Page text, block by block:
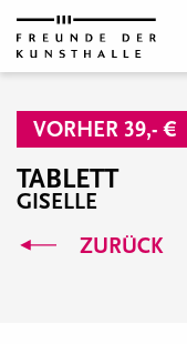
VORHER 39,- €
TABLETT
GISELLE
ZURÜCK